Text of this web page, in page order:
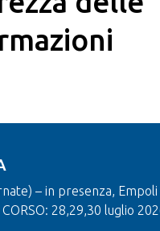
– in presenza, Empoli
CORSO: 28,29,30 luglio